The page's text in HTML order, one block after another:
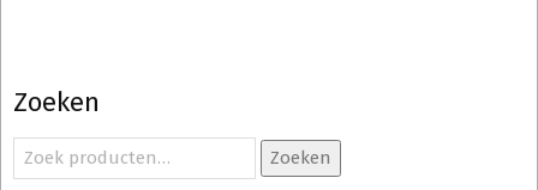
Zoeken
Zoeken
naar:
Zoeken